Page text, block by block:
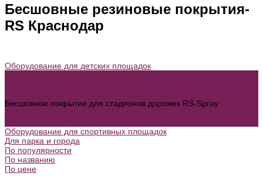
Бесшовные резиновые покрытия-
RS Краснодар
Оборудование для детских площадок
Бесшовное покрытие для стадионов дорожек RS-Spray
Оборудование для спортивных площадок
Для парка и города
По популярности
По названию
По цене